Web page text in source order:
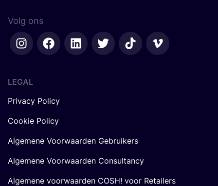
Volg ons
LEGAL
Privacy Policy
Cookie Policy
Algemene Voorwaarden Gebruikers
Algemene Voorwaarden Consultancy
Algemene voorwaarden COSH! voor Retailers